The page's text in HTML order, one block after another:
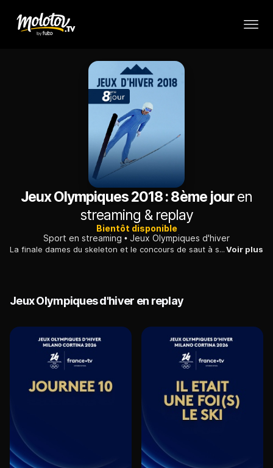
Jeux Olympiques 2018 : 8ème jouren
streaming & replay
Bientôt disponible
Sport en streaming
Jeux Olympiques d'hiver
La finale dames du skeleton et le concours de saut à ski messieurs sur grand tremplin concluent l'après-midi olympique en Corée du Sud.Voir plus
Jeux Olympiques d'hiver en replay